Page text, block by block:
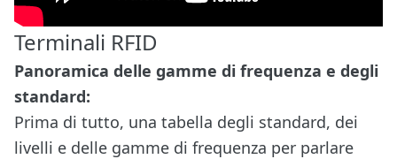
Terminali RFID
Panoramica delle gamme di frequenza e degli
standard:
Prima di tutto, una tabella degli standard, dei
livelli e delle gamme di frequenza per parlare